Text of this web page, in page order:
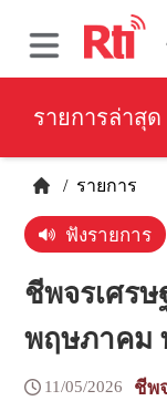
รายการล่าสุด
/ รายการ
ฟังรายการ
ชีพจรเศรษ
พฤษภาคม
11/05/2026 ชีพ